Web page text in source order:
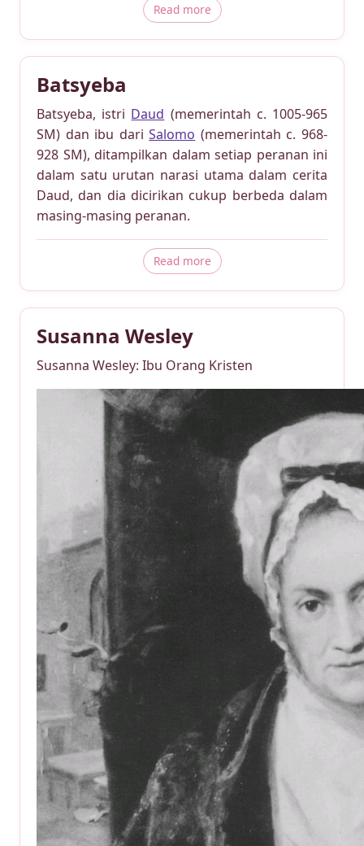
Read moreabout 25 Perempuan
Batsyeba
Batsyeba, istri Daud (memerintah c. 1005-965
SM) dan ibu dariSalomo (memerintah c. 968-
928 SM), ditampilkan dalam setiap peranan ini
dalam satu urutan narasi utama dalam cerita
Daud, dan dia dicirikan cukup berbeda dalam
masing-masing peranan.
Read moreabout Batsyeba
Susanna Wesley
Susanna Wesley: Ibu Orang Kristen